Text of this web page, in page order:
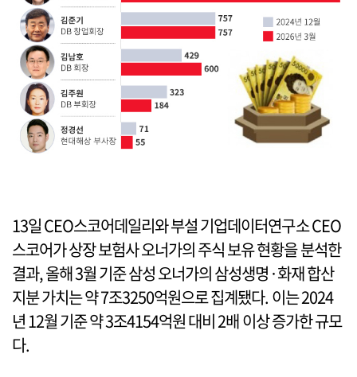
13일 CEO스코어데일리와 부설 기업데이터연구소 CEO
스코어가 상장 보험사 오너가의 주식 보유 현황을 분석한
결과, 올해 3월 기준 삼성 오너가의 삼성생명·화재 합산
지분 가치는 약 7조3250억원으로 집계됐다. 이는 2024
년 12월 기준 약 3조4154억원 대비 2배 이상 증가한 규모
다.